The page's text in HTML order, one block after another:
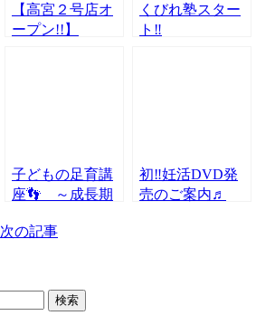
【高宮２号店オ
ープン!!】
くびれ塾スター
ト‼️
子どもの足育講
座👣 ～成長期
わり～
初‼︎妊活DVD発
売のご案内♬
次の記事
検索